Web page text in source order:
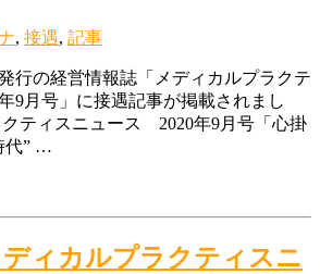
, 接遇, 記事
行の経営情報誌「メディカルプラクテ
9月号」に接遇記事が掲載されまし
ティスニュース 2020年9月号「心掛
代” …
ィカルプラクティスニ